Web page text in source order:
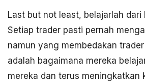
Last but not least, belajarlah dari
Setiap trader pasti pernah
namun yang membedakan
adalah bagaimana mereka
mereka dan terus meningkatkan